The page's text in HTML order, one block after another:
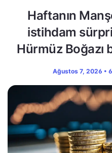
Haftanın
istihdam
Hürmüz Boğazı
Ağustos 7, 2026 •